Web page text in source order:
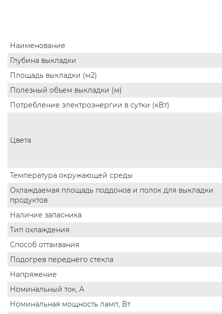
Наименование
Глубина выкладки
Площадь выкладки (м2)
Полезный объем выкладки (м)
Потребление электроэнергии в сутки (кВт)
Цвета
Температура окружающей среды
Охлаждаемая площадь поддонов и полок для выкладки
продуктов
Наличие запасника
Тип охлаждения
Способ оттаивания
Подогрев переднего стекла
Напряжение
Номинальный ток, A
Номинальная мощность ламп, Вт